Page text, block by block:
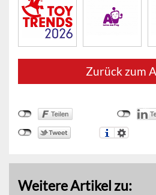
Zurück zum
Weitere Artikel zu: